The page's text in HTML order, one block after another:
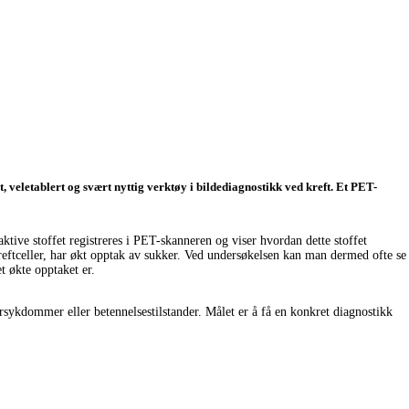
veletablert og svært nyttig verktøy i bildediagnostikk ved kreft. Et PET-
stoffet registreres i PET-skanneren og viser hvordan dette stoffet
har økt opptak av sukker. Ved undersøkelsen kan man dermed ofte se
økte opptaket er.
eller betennelsestilstander. Målet er å få en konkret diagnostikk